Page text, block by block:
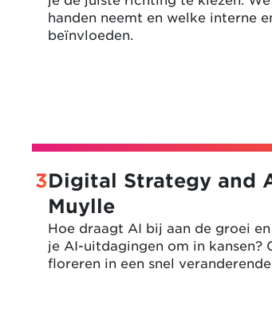
handen neemt en welke interne
beïnvloeden.
3Digital Strategy and
Muylle
Hoe draagt AI bij aan de groei
je AI-uitdagingen om in kansen?
floreren in een snel